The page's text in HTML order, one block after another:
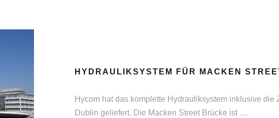
HYDRAULIKSYSTEM FÜR MACKEN
Hycom hat das komplette Hydrauliksystem inklusive
Dublin geliefert. Die Macken Street Brücke ist …